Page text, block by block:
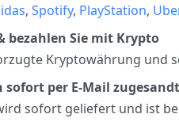
, Spotify, PlayStation,
bezahlen Sie mit Krypto
Kryptowährung und
per E-Mail zugesandt
sofort geliefert und ist